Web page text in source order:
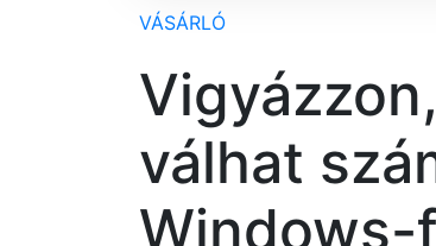
VÁSÁRLÓ
válhat